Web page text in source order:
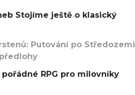
Stojíme ještě o klasický
Putování po Středozemi
RPG pro milovníky